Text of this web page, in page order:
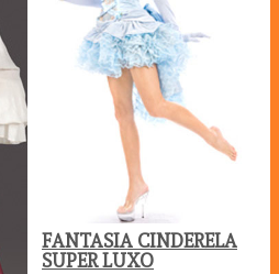
FANTASIA CINDERELA
SUPER LUXO